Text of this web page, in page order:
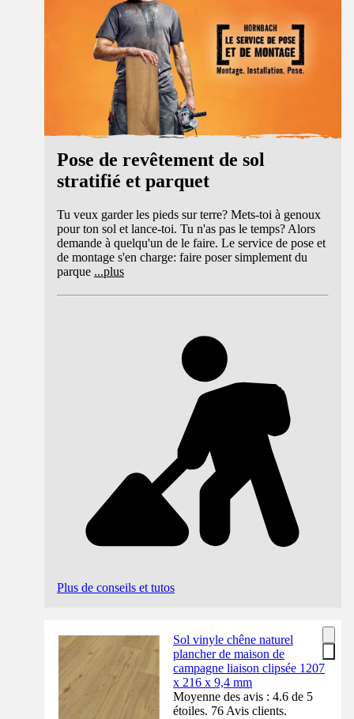
Pose de revêtement de sol
stratifié et parquet
Tu veux garder les pieds sur terre? Mets-toi à genoux
pour ton sol et lance-toi. Tu n'as pas le temps? Alors
demande à quelqu'un de le faire. Le service de pose et
de montage s'en charge: faire poser simplement du
parque ...plus
Plus de conseils et tutos
Sol vinyle chêne naturel
plancher de maison de
campagne liaison clipsée 1207
x 216 x 9,4 mm
Moyenne des avis : 4.6 de 5
étoiles. 76 Avis clients.